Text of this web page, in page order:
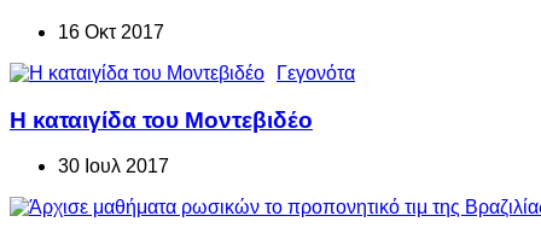
16 Οκτ 2017
Γεγονότα
Η καταιγίδα του Μοντεβιδέο
30 Ιουλ 2017